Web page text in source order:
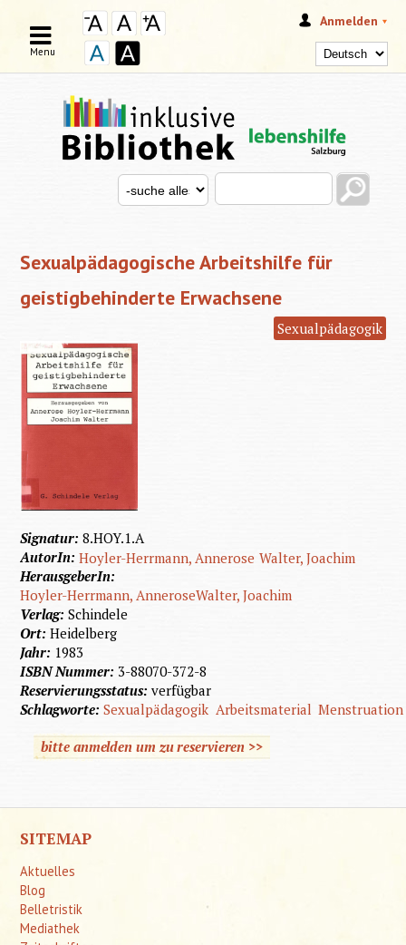
Anmelden
SUCHFORMULAR
Search this site
Search for
Menu
Sexualpädagogische Arbeitshilfe für
geistigbehinderte Erwachsene
Sexualpädagogik
Signatur:8.HOY.1.A
AutorIn:Hoyler-Herrmann, Annerose Walter, Joachim
HerausgeberIn:
Hoyler-Herrmann, AnneroseWalter, Joachim
Verlag:Schindele
Ort:Heidelberg
Jahr: 1983
ISBN Nummer: 3-88070-372-8
Reservierungsstatus:verfügbar
Schlagworte:Sexualpädagogik Arbeitsmaterial Menstruation
bitte anmelden um zu reservieren >>
SITEMAP
Aktuelles
Blog
Belletristik
Mediathek